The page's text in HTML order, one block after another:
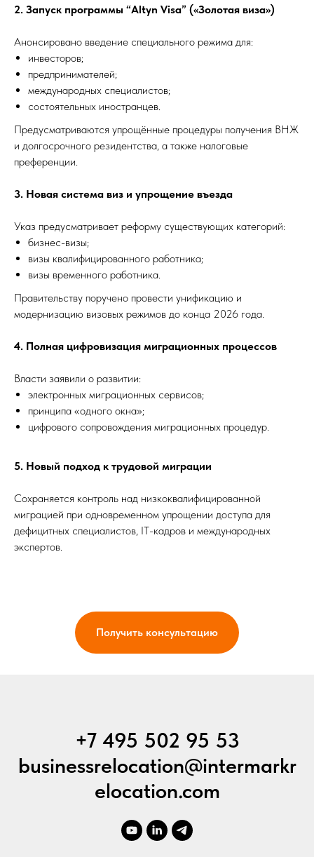
2. Запуск программы “Altyn Visa” («Золотая виза»)
Анонсировано введение специального режима для:
инвесторов;
предпринимателей;
международных специалистов;
состоятельных иностранцев.
Предусматриваются упрощённые процедуры получения ВНЖ
и долгосрочного резидентства, а также налоговые
преференции.
3. Новая система виз и упрощение въезда
Указ предусматривает реформу существующих категорий:
бизнес-визы;
визы квалифицированного работника;
визы временного работника.
Правительству поручено провести унификацию и
модернизацию визовых режимов до конца 2026 года.
4. Полная цифровизация миграционных процессов
Власти заявили о развитии:
электронных миграционных сервисов;
принципа «одного окна»;
цифрового сопровождения миграционных процедур.
5. Новый подход к трудовой миграции
Сохраняется контроль над низкоквалифицированной
миграцией при одновременном упрощении доступа для
дефицитных специалистов, IT-кадров и международных
экспертов.
Получить консультацию
+7 495 502 95 53
businessrelocation@intermarkr
elocation.com